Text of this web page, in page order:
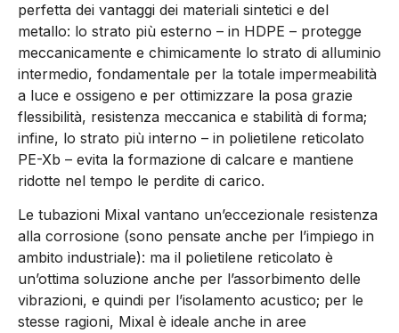
perfetta dei vantaggi dei materiali sintetici e del
metallo: lo strato più esterno – in HDPE – protegge
meccanicamente e chimicamente lo strato di alluminio
intermedio, fondamentale per la totale impermeabilità
a luce e ossigeno e per ottimizzare la posa grazie
flessibilità, resistenza meccanica e stabilità di forma;
infine, lo strato più interno – in polietilene reticolato
PE-Xb – evita la formazione di calcare e mantiene
ridotte nel tempo le perdite di carico.
Le tubazioni Mixal vantano un’eccezionale resistenza
alla corrosione (sono pensate anche per l’impiego in
ambito industriale): ma il polietilene reticolato è
un’ottima soluzione anche per l’assorbimento delle
vibrazioni, e quindi per l’isolamento acustico; per le
stesse ragioni, Mixal è ideale anche in aree